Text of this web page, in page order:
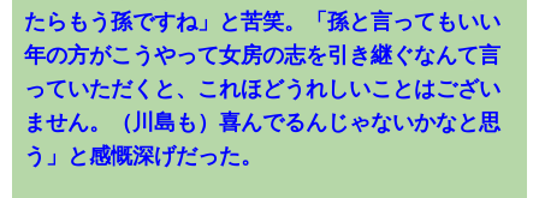
たらもう孫ですね」と苦笑。「孫と言ってもいい
年の方がこうやって女房の志を引き継ぐなんて言
っていただくと、これほどうれしいことはござい
ません。（川島も）喜んでるんじゃないかなと思
う」と感慨深げだった。